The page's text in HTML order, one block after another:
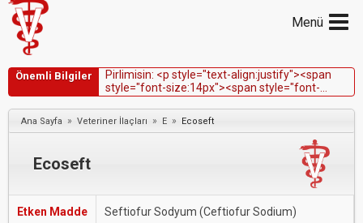
Menü
Önemli Bilgiler Pirimisin: <p stye="text-a ign:justify"><span
stye="font-size:14px"><span stye="font-
family:Verdana,Geneva,sans-serif">Sütte
pirlimisiniçinbelirlenentoleransdeğeri0,4
pp m'dir. </ sp a n></spa
Ana Sayfa » Veteriner İlaçları » E » Ecoseft
Ecoseft
Etken Madde Seftiofur Sodyum (Ceftiofur Sodium)